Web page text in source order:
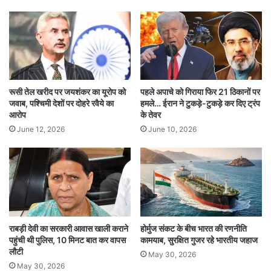
लाभ की संभावना है। सामाजिक मान-सम्मान बढ़ेगा। मित्रों
से सहयोग मिलेगा। यात्रा के योग बन सकते हैं।
कर्क (Cancer):
भावनाओं पर नियंत्रण रखें। कार्यस्थल पर सावधानी बरतें।
खर्च बढ़ सकता है। परिवार के साथ समय बिताने से मन
प्रसन्न रहेगा। स्वास्थ्य में सुधार होगा।
सिंह (Leo):
आज आत्मविश्वास बढ़ेगा। नई योजनाओं पर काम शुरू कर
सकते हैं। आर्थिक लाभ के योग हैं। दांपत्य जीवन सुखमय
रहेगा। सेहत अच्छी रहेगी।
कन्या (Virgo):
रूसी तेल खरीद पर जयशंकर का यूरोप को
जवाब, पश्चिमी देशों पर दोहरे रवैये का
आरोप
June 12, 2026
पहले अपाचे को गिराया फिर 21 ठिकानों पर
हमले… ईरान ने टुकड़े-टुकड़े कर दिए ट्रंप
के तेवर
June 10, 2026
राबड़ी देवी का सरकारी आवास खाली कराने
पहुंची थी पुलिस, 10 मिनट बात कर वापस
लौटी
May 30, 2026
होर्मुज संकट के बीच भारत की रणनीति
कामयाब, सुरक्षित गुजर रहे भारतीय जहाज
May 30, 2026